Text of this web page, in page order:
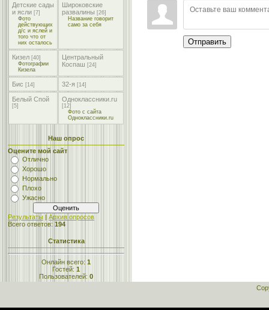
Детские сады
и ясли [7]
Фото
действующих
д/с и яслей и
того что от
них осталось
Широковские
развалины [26]
Название говорит
само за себя
Кизел [40]
Фотографии
Кизела
Центральный
Коспаш [24]
Бис [14] 32-я [14]
Белый Спой
[5]
Одноклассники.ru
[12]
Фото с сайта
Одноклассники.ru
Наш опрос
Оцените мой сайт
Отлично
Хорошо
Нормально
Плохо
Ужасно
Результаты | Архив опросов
Всего ответов: 194
Статистика
Онлайн всего: 1
Гостей: 1
Пользователей: 0
Отправить